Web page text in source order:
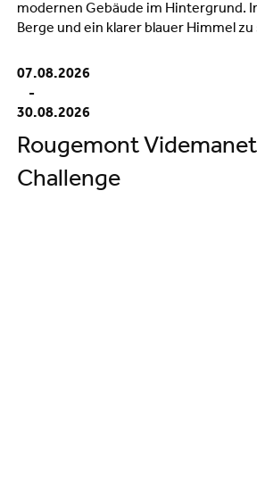
07.08.2026
-
30.08.2026
Rougemont
Challenge